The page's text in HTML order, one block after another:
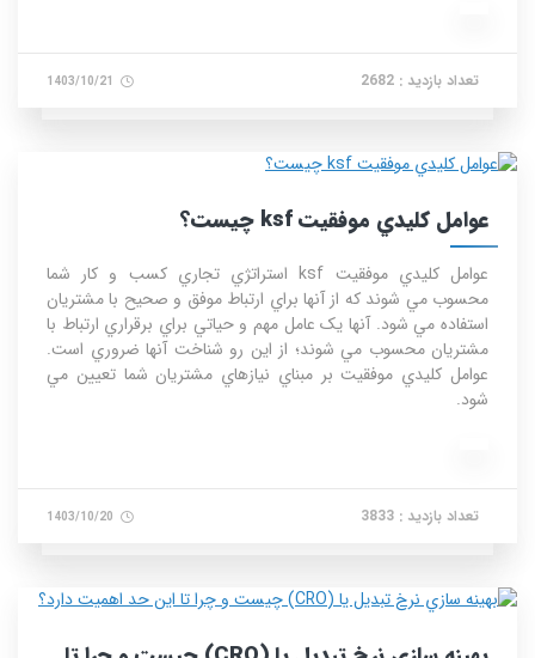
تعداد بازدید : 2682
عوامل کليدي موفقيت ksf چيست؟
عوامل کليدي موفقيت ksf استراتژي تجاري کسب و کار شما
محسوب مي شوند که از آنها براي ارتباط موفق و صحيح با مشتريان
استفاده مي شود. آنها يک عامل مهم و حياتي براي برقراري ارتباط با
مشتريان محسوب مي شوند؛ از اين رو شناخت آنها ضروري است.
عوامل کليدي موفقيت بر مبناي نيازهاي مشتريان شما تعيين مي
شود.
تعداد بازدید : 3833